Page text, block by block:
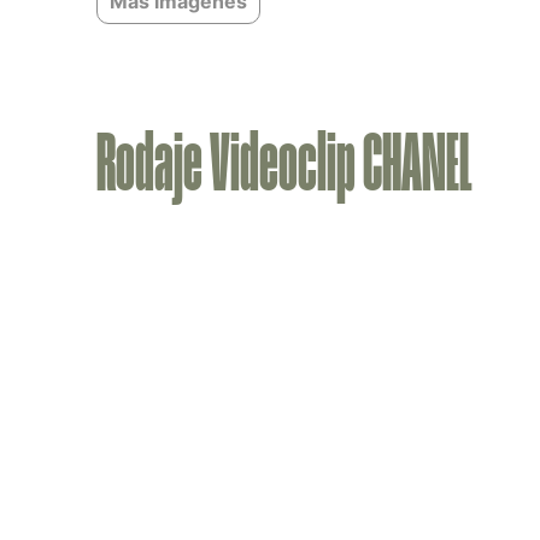
Rodaje Videoclip CHANEL